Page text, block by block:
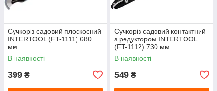
Сучкоріз садовий плоскосний
INTERTOOL (FT-1111) 680
мм
В наявності
399 ₴
Сучкоріз садовий контактний
з редуктором INTERTOOL
(FT-1112) 730 мм
В наявності
549 ₴